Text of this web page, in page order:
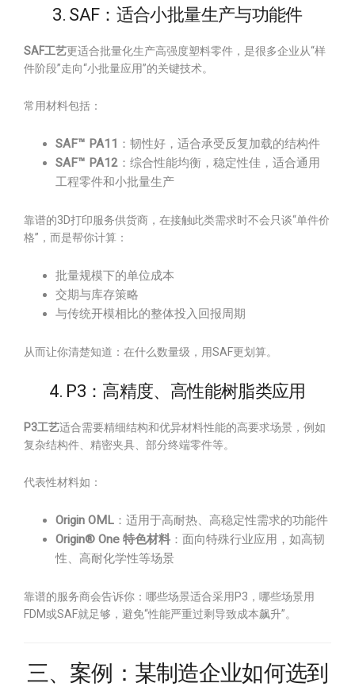
3. SAF：适合小批量生产与功能件
SAF工艺更适合批量化生产高强度塑料零件，是很多企业从“样
件阶段”走向“小批量应用”的关键技术。
常用材料包括：
SAF™ PA11 ：韧性好，适合承受反复加载的结构件
SAF™ PA12 ：综合性能均衡，稳定性佳，适合通用
工程零件和小批量生产
靠谱的3D打印服务供货商，在接触此类需求时不会只谈“单件价
格”，而是帮你计算：
批量规模下的单位成本
交期与库存策略
与传统开模相比的整体投入回报周期
从而让你清楚知道：在什么数量级，用SAF更划算。
4. P3：高精度、高性能树脂类应用
P3工艺适合需要精细结构和优异材料性能的高要求场景，例如
复杂结构件、精密夹具、部分终端零件等。
代表性材料如：
Origin OML ：适用于高耐热、高稳定性需求的功能件
Origin® One 特色材料 ：面向特殊行业应用，如高韧
性、高耐化学性等场景
靠谱的服务商会告诉你：哪些场景适合采用P3，哪些场景用
FDM或SAF就足够，避免“性能严重过剩导致成本飙升”。
三、案例：某制造企业如何选到